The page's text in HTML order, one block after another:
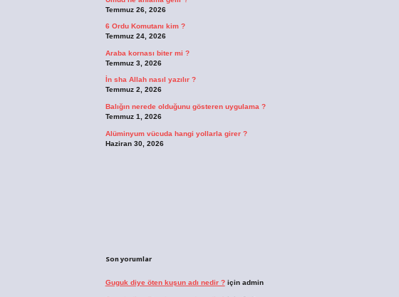
Temmuz 26, 2026
6 Ordu Komutanı kim ?
Temmuz 24, 2026
Araba kornası biter mi ?
Temmuz 3, 2026
İn sha Allah nasıl yazılır ?
Temmuz 2, 2026
Balığın nerede olduğunu gösteren uygulama ?
Temmuz 1, 2026
Alüminyum vücuda hangi yollarla girer ?
Haziran 30, 2026
Son yorumlar
Guguk diye öten kuşun adı nedir ?için admin